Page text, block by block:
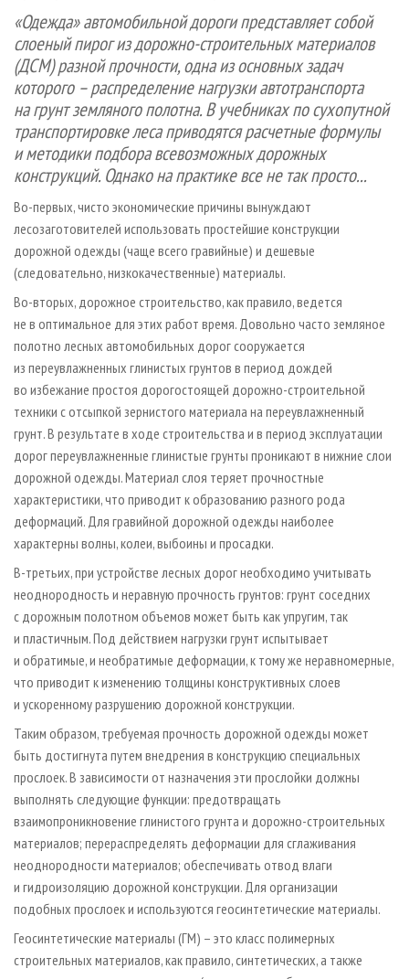
СУШКА ДРЕВЕСИНЫ
ПРОИЗВОДСТВО ДРЕВЕСНЫХ ПЛИТ
ДЕРЕВЯННОЕ ДОМОСТРОЕНИЕ
ПРОИЗВОДСТВО МЕБЕЛИ
БИОЭНЕРГЕТИКА
ЦБП
ПЕРСОНЫ
МОБИЛЬНЫЕ ВЫСТАВКИ
ОФИЦИАЛЬНЫЕ ДЕЛЕГАЦИИ
ПРИОРИТЕТНЫЕ ИНВЕСТПРОЕКТЫ
RUSSIAN FORESTRY REVIEW
ГАЗЕТА ЛЕСПРОМФОРУМ
КОНТАКТЫ
РЕКЛАМА
РЕКЛАМА НА САЙТЕ
«Одежда» автомобильной дороги представляет собой
слоеный пирог из дорожно-строительных материалов
(ДСМ) разной прочности, одна из основных задач
которого – распределение нагрузки автотранспорта
на грунт земляного полотна. В учебниках по сухопутной
транспортировке леса приводятся расчетные формулы
и методики подбора всевозможных дорожных
конструкций. Однако на практике все не так просто...
Во-первых, чисто экономические причины вынуждают
лесозаготовителей использовать простейшие конструкции
дорожной одежды (чаще всего гравийные) и дешевые
(следовательно, низкокачественные) материалы.
Во-вторых, дорожное строительство, как правило, ведется
не в оптимальное для этих работ время. Довольно часто земляное
полотно лесных автомобильных дорог сооружается
из переувлажненных глинистых грунтов в период дождей
во избежание простоя дорогостоящей дорожно-строительной
техники с отсыпкой зернистого материала на переувлажненный
грунт. В результате в ходе строительства и в период эксплуатации
дорог переувлажненные глинистые грунты проникают в нижние слои
дорожной одежды. Материал слоя теряет прочностные
характеристики, что приводит к образованию разного рода
деформаций. Для гравийной дорожной одежды наиболее
характерны волны, колеи, выбоины и просадки.
В-третьих, при устройстве лесных дорог необходимо учитывать
неоднородность и неравную прочность грунтов: грунт соседних
с дорожным полотном объемов может быть как упругим, так
и пластичным. Под действием нагрузки грунт испытывает
и обратимые, и необратимые деформации, к тому же неравномерные,
что приводит к изменению толщины конструктивных слоев
и ускоренному разрушению дорожной конструкции.
Таким образом, требуемая прочность дорожной одежды может
быть достигнута путем внедрения в конструкцию специальных
прослоек. В зависимости от назначения эти прослойки должны
выполнять следующие функции: предотвращать
взаимопроникновение глинистого грунта и дорожно-строительных
материалов; перераспределять деформации для сглаживания
неоднородности материалов; обеспечивать отвод влаги
и гидроизоляцию дорожной конструкции. Для организации
подобных прослоек и используются геосинтетические материалы.
Геосинтетические материалы (ГМ) – это класс полимерных
строительных материалов, как правило, синтетических, а также